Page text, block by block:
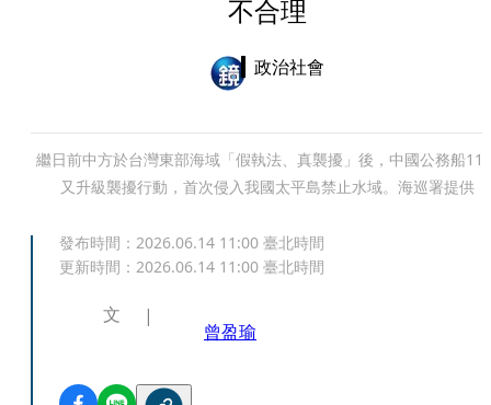
不合理
政治社會
繼日前中方於台灣東部海域「假執法、真襲擾」後，中國公務船11
又升級襲擾行動，首次侵入我國太平島禁止水域。海巡署提供
發布時間： 2026.06.14 11:00 臺北時間
更新時間： 2026.06.14 11:00 臺北時間
文
曾盈瑜